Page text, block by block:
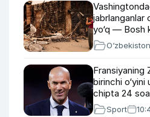
jabrlanganlar
yo‘q — Bosh
O‘zbekiston
Fransiyaning
birinchi
chipta 24
Sport